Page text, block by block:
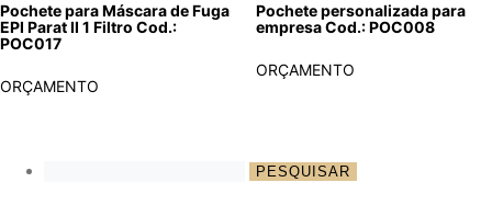
Pochete para Máscara de Fuga
EPI Parat II 1 Filtro Cod.:
POC017
ORÇAMENTO
Pochete personalizada para
empresa Cod.: POC008
ORÇAMENTO